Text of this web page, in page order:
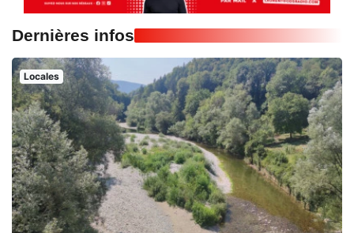
Dernières infos
Locales